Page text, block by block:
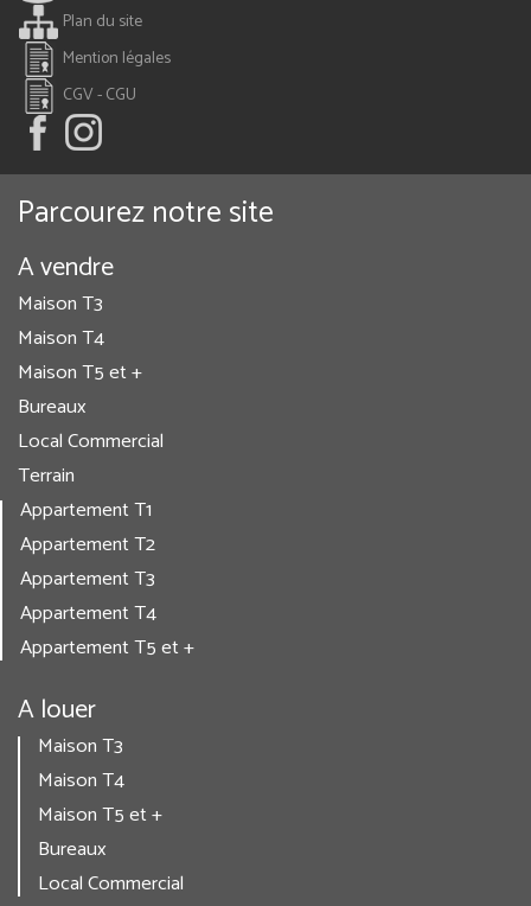
Plan du site
Mention légales
CGV - CGU
Parcourez notre site
A vendre
Maison T3
Maison T4
Maison T5 et +
Bureaux
Local Commercial
Terrain
Appartement T1
Appartement T2
Appartement T3
Appartement T4
Appartement T5 et +
A louer
Maison T3
Maison T4
Maison T5 et +
Bureaux
Local Commercial